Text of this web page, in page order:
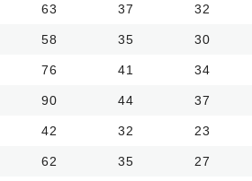
63 37 32
58 35 30
76 41 34
90 44 37
42 32 23
62 35 27